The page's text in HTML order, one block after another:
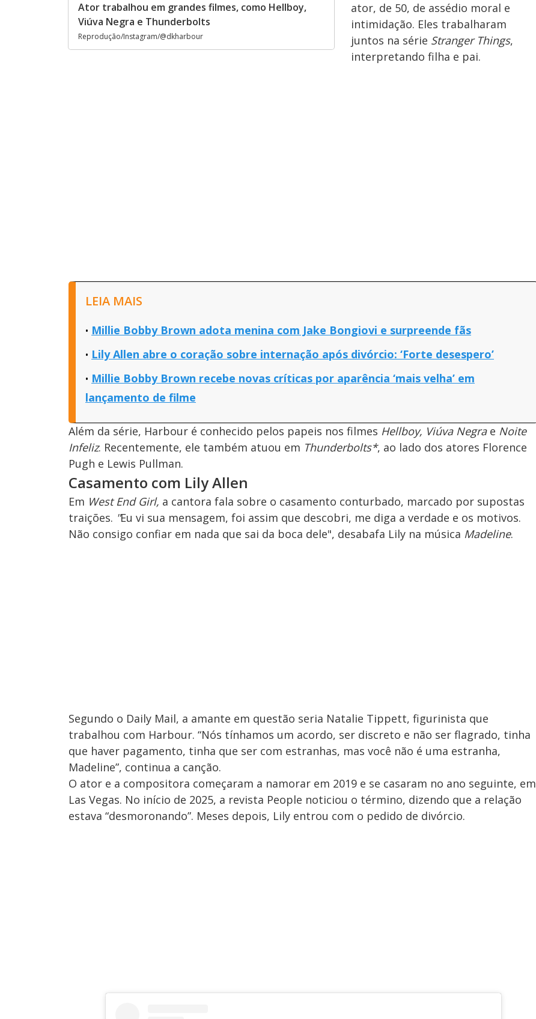
Ator trabalhou em grandes filmes, como Hellboy,
Viúva Negra e Thunderbolts
Reprodução/Instagram/@dkharbour
ator, de 50, de assédio moral e
intimidação. Eles trabalharam
juntos na série Stranger Things,
interpretando filha e pai.
LEIA MAIS
Millie Bobby Brown adota menina com Jake Bongiovi e surpreende fãs
Lily Allen abre o coração sobre internação após divórcio: ‘Forte desespero’
Millie Bobby Brown recebe novas críticas por aparência ‘mais velha’ em
lançamento de filme
Além da série, Harbour é conhecido pelos papeis nos filmes Hellboy, Viúva Negra e Noite
Infeliz. Recentemente, ele também atuou em Thunderbolts*, ao lado dos atores Florence
Pugh e Lewis Pullman.
Casamento com Lily Allen
Em West End Girl, a cantora fala sobre o casamento conturbado, marcado por supostas
traições. "Eu vi sua mensagem, foi assim que descobri, me diga a verdade e os motivos.
Não consigo confiar em nada que sai da boca dele", desabafa Lily na música Madeline.
Segundo o Daily Mail, a amante em questão seria Natalie Tippett, figurinista que
trabalhou com Harbour. “Nós tínhamos um acordo, ser discreto e não ser flagrado, tinha
que haver pagamento, tinha que ser com estranhas, mas você não é uma estranha,
Madeline”, continua a canção.
O ator e a compositora começaram a namorar em 2019 e se casaram no ano seguinte, em
Las Vegas. No início de 2025, a revista People noticiou o término, dizendo que a relação
estava “desmoronando”. Meses depois, Lily entrou com o pedido de divórcio.